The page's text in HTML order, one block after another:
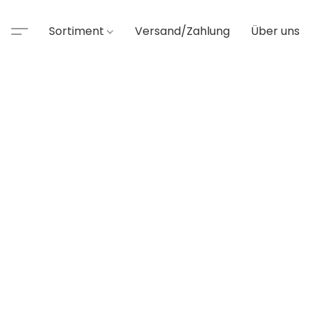
Sortiment Versand/Zahlung Über uns